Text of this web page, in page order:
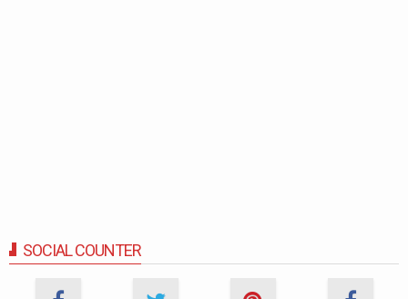
SOCIAL COUNTER